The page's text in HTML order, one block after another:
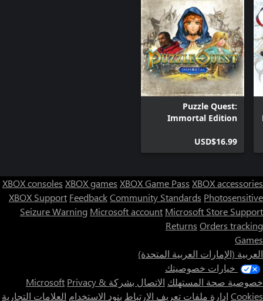
Puzzle Quest:
Immortal Edition
USD$16.99
XBOX consoles XBOX games XBOX Game Pass XBOX accessories
XBOX Support FeedbackCommunity Standards Photosensitive
Seizure Warning Microsoft account Microsoft Store Support
Returns Orders tracking
Games
العربية (الإمارات العربية المتحدة)
خيارات خصوصيتك
خصوصية صحة المستهلك الاتصال بشركة Microsoft Privacy &
Cookies إدارة ملفات تعريف الارتباط بنود الاستخدام العلامات التجارية